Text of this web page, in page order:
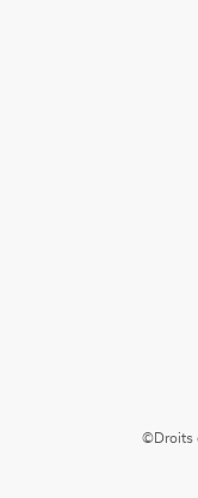
©Droits